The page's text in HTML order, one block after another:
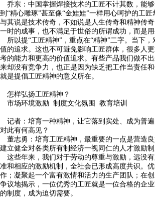
乔东：中国掌握焊接技术的工匠不计其数，能
“精心雕琢”甚至像“金娃娃”一样用心呵护的工
其说是技术传奇，不如说是人生传奇和精神传
时的成事，也不满足于世俗的所谓成功，而是
所以提“工匠精神”，重点在“精神”二字。当下
的追求。这也不可避免影响工匠群体，很多人
的能力和更高的价值追求。有些产品我们做不
却没有竞争力，也正是因为缺乏把工作当责任
是提倡工匠精神的意义所在。
怎样弘扬工匠精神？
市场环境激励 制度文化氛围 教育培训
记者：培育一种精神，让它落到实处、成为普
此有何高见？
董志勇：培育工匠精神，最重要的一点是营造
立健全对各类所有制经济一视同仁的人才激励
这些年来，我们对于劳动的尊重与激励，远没
和相应的激励机制，全社会已形成高度共识。
；凝聚起一个富有激情和活力的生产团队；在
议地揭示，一位优秀的工匠就是一位合格的企
制度，成为迫切需要。